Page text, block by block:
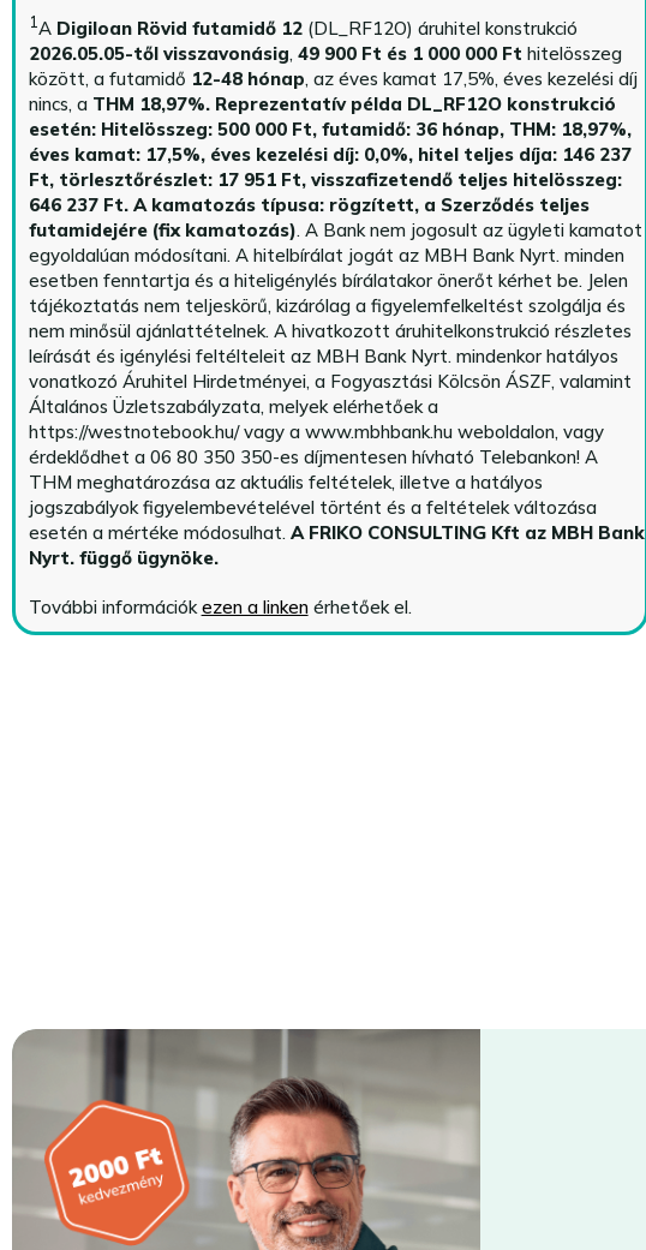
1A Digiloan Rövid futamidő 12(DL_RF12O) áruhitel konstrukció
2026.05.05-től visszavonásig, 49 900 Ft és 1 000 000 Ft hitelösszeg
között, a futamidő 12-48 hónap, az éves kamat 17,5%, éves kezelési díj
nincs, a THM 18,97%. Reprezentatív példa DL_RF12O konstrukció
esetén: Hitelösszeg: 500 000 Ft, futamidő: 36 hónap, THM: 18,97%,
éves kamat: 17,5%, éves kezelési díj: 0,0%, hitel teljes díja: 146 237
Ft, törlesztőrészlet: 17 951 Ft, visszafizetendő teljes hitelösszeg:
646 237 Ft. A kamatozás típusa: rögzített, a Szerződés teljes
futamidejére (fix kamatozás). A Bank nem jogosult az ügyleti kamatot
egyoldalúan módosítani. A hitelbírálat jogát az MBH Bank Nyrt. minden
esetben fenntartja és a hiteligénylés bírálatakor önerőt kérhet be. Jelen
tájékoztatás nem teljeskörű, kizárólag a figyelemfelkeltést szolgálja és
nem minősül ajánlattételnek. A hivatkozott áruhitelkonstrukció részletes
leírását és igénylési feltélteleit az MBH Bank Nyrt. mindenkor hatályos
vonatkozó Áruhitel Hirdetményei, a Fogyasztási Kölcsön ÁSZF, valamint
Általános Üzletszabályzata, melyek elérhetőek a
https://westnotebook.hu/vagy a www.mbhbank.hu weboldalon, vagy
érdeklődhet a 06 80 350 350-es díjmentesen hívható Telebankon! A
THM meghatározása az aktuális feltételek, illetve a hatályos
jogszabályok figyelembevételével történt és a feltételek változása
esetén a mértéke módosulhat. A FRIKO CONSULTING Kft az MBH Bank
Nyrt. függő ügynöke.
További információk ezen a linkenérhetőek el.